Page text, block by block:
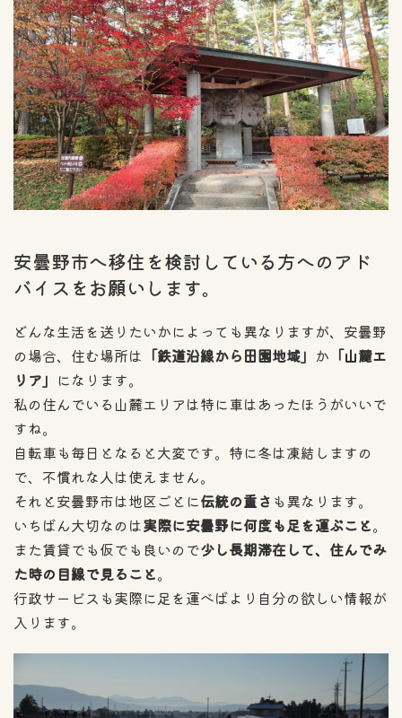
安曇野市へ移住を検討している方へのアド
バイスをお願いします。
どんな生活を送りたいかによっても異なりますが、安曇野
の場合、住む場所は 「鉄道沿線から田園地域」 か 「山麓エ
リア」 になります。
私の住んでいる山麓エリアは特に車はあったほうがいいで
すね。
自転車も毎日となると大変です。特に冬は凍結しますの
で、不慣れな人は使えません。
それと安曇野市は地区ごとに伝統の重さ も異なります。
いちばん大切なのは実際に安曇野に何度も足を運ぶこと。
また賃貸でも仮でも良いので少し長期滞在して、住んでみ
た時の目線で見ること。
行政サービスも実際に足を運べばより自分の欲しい情報が
入ります。